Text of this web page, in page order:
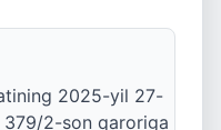
2025-yil 27-
2-son qaroriga